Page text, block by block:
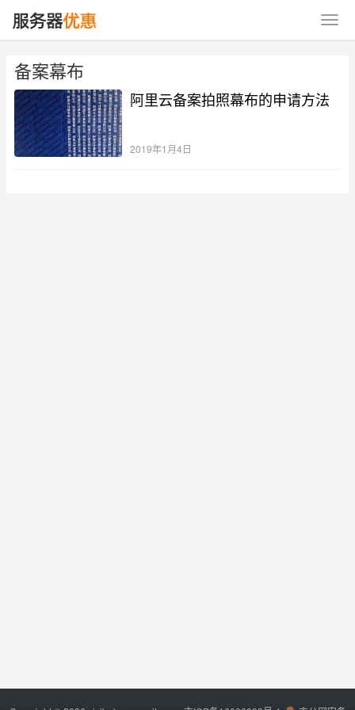
备案幕布
阿里云备案拍照幕布的申请方法
2019年1月4日